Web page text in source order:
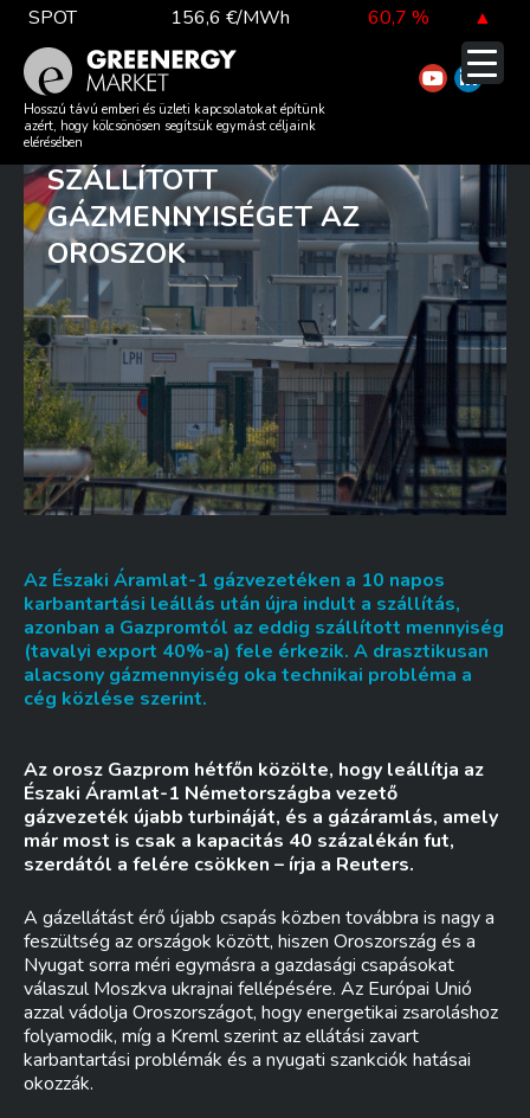
Skip
content
SPOT 156,6 €/MWh 60,7 % ▲
TTF DA 55,3 €/MWh % ▲
EUA 83,3 €/t 1,7 % ▲
DAX index 26 319,45 0,7 % ▲
EUR árfolyam 366,40 Ft 0,9 % ▲
Hosszú távú emberi és üzleti kapcsolatokat építünk
azért, hogy kölcsönösen segítsük egymást céljaink
elérésében
LEFELEZIK A
NÉMETORSZÁGBA
SZÁLLÍTOTT
GÁZMENNYISÉGET AZ
OROSZOK
Az Északi Áramlat-1 gázvezetéken a 10 napos
karbantartási leállás után újra indult a szállítás,
azonban a Gazpromtól az eddig szállított mennyiség
(tavalyi export 40%-a) fele érkezik. A drasztikusan
alacsony gázmennyiség oka technikai probléma a
cég közlése szerint.
Az orosz Gazprom hétfőn közölte, hogy leállítja az
Északi Áramlat-1 Németországba vezető
gázvezeték újabb turbináját, és a gázáramlás, amely
már most is csak a kapacitás 40 százalékán fut,
szerdától a felére csökken – írja a Reuters.
A gázellátást érő újabb csapás közben továbbra is nagy a
feszültség az országok között, hiszen Oroszország és a
Nyugat sorra méri egymásra a gazdasági csapásokat
válaszul Moszkva ukrajnai fellépésére. Az Európai Unió
azzal vádolja Oroszországot, hogy energetikai zsaroláshoz
folyamodik, míg a Kreml szerint az ellátási zavart
karbantartási problémák és a nyugati szankciók hatásai
okozzák.